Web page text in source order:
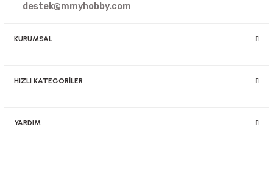
destek@mmyhobby.com
KURUMSAL
HIZLI KATEGORİLER
YARDIM